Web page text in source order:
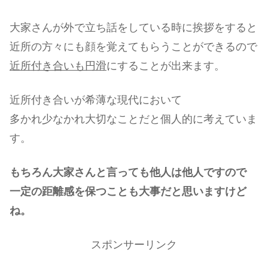
大家さんが外で立ち話をしている時に挨拶をすると
近所の方々にも顔を覚えてもらうことができるので
近所付き合いも円滑にすることが出来ます。
近所付き合いが希薄な現代において
多かれ少なかれ大切なことだと個人的に考えていま
す。
もちろん大家さんと言っても他人は他人ですので
一定の距離感を保つことも大事だと思いますけど
ね。
スポンサーリンク